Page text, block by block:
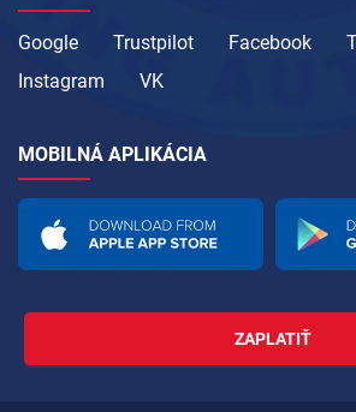
Google Trustpilot Facebook
Instagram
VK
MOBILNÁ APLIKÁCIA
ZAPLATIŤ